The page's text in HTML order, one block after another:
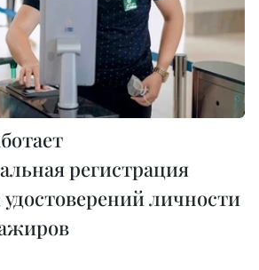
регистрация
личности